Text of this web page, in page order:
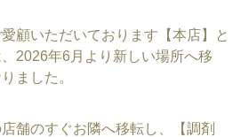
顧いただいております【本店】と
、2026年6月より新しい場所へ移
ました。
舗のすぐお隣へ移転し、【調剤